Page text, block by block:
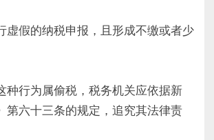
假的纳税申报，且形成不缴或者少
行为属偷税，税务机关应依据新
第六十三条的规定，追究其法律责